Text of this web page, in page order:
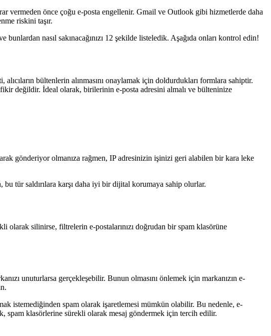
vermeden önce çoğu e-posta engellenir. Gmail ve Outlook gibi hizmetlerde daha
riskini taşır.
bunlardan nasıl sakınacağınızı 12 şekilde listeledik. Aşağıda onları kontrol edin!
bültenlerin alınmasını onaylamak için doldurdukları formlara sahiptir.
değildir. İdeal olarak, birilerinin e-posta adresini almalı ve bülteninize
gönderiyor olmanıza rağmen, IP adresinizin işinizi geri alabilen bir kara leke
tür saldırılara karşı daha iyi bir dijital korumaya sahip olurlar.
olarak silinirse, filtrelerin e-postalarınızı doğrudan bir spam klasörüne
unuturlarsa gerçekleşebilir. Bunun olmasını önlemek için markanızın e-
istemediğinden spam olarak işaretlemesi mümkün olabilir. Bu nedenle, e-
spam klasörlerine sürekli olarak mesaj göndermek için tercih edilir.